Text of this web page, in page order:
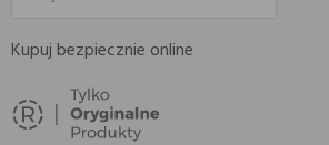
Kupuj bezpiecznie online